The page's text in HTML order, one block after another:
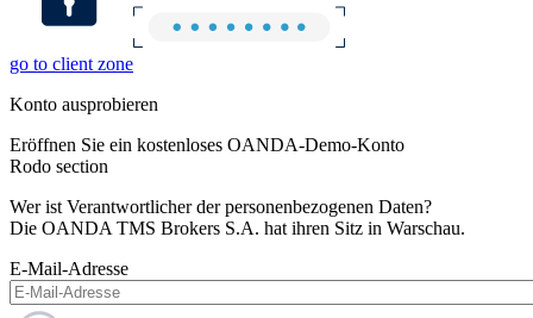
go to client zone
Konto ausprobieren
Eröffnen Sie ein kostenloses OANDA-Demo-Konto
Rodo section
Wer ist Verantwortlicher der personenbezogenen Daten?
Die OANDA TMS Brokers S.A. hat ihren Sitz in Warschau.
E-Mail-Adresse